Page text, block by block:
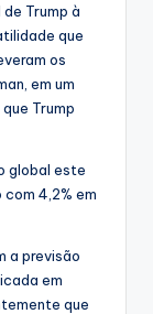
Trump à
que
os
em um
Trump
global este
com 4,2% em
a previsão
em
que